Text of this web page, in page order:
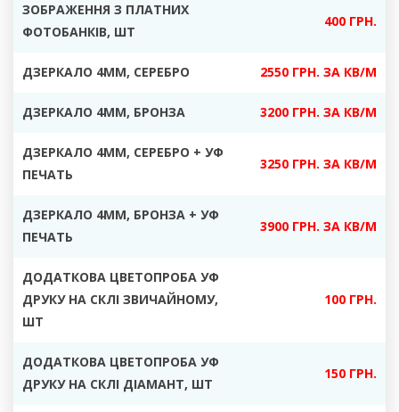
ЗОБРАЖЕННЯ З ПЛАТНИХ
ФОТОБАНКІВ, ШТ
400 ГРН.
ДЗЕРКАЛО 4ММ, СЕРЕБРО 2550 ГРН. ЗА КВ/М
ДЗЕРКАЛО 4ММ, БРОНЗА 3200 ГРН. ЗА КВ/М
ДЗЕРКАЛО 4ММ, СЕРЕБРО + УФ
ПЕЧАТЬ
3250 ГРН. ЗА КВ/М
ДЗЕРКАЛО 4ММ, БРОНЗА + УФ
ПЕЧАТЬ
3900 ГРН. ЗА КВ/М
ДОДАТКОВА ЦВЕТОПРОБА УФ
ДРУКУ НА СКЛІ ЗВИЧАЙНОМУ,
ШТ
100 ГРН.
ДОДАТКОВА ЦВЕТОПРОБА УФ
ДРУКУ НА СКЛІ ДІАМАНТ, ШТ
150 ГРН.